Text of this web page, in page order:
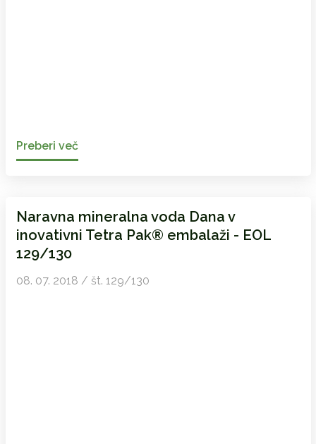
Preberi več
Naravna mineralna voda Dana v
inovativni Tetra Pak® embalaži - EOL
129/130
08. 07. 2018 / št. 129/130